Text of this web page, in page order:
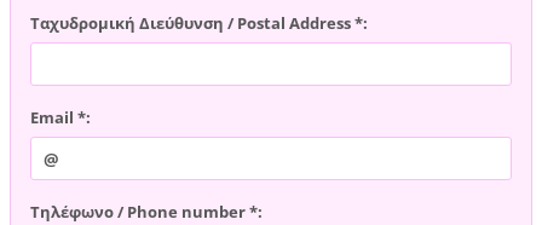
Ταχυδρομική Διεύθυνση / Postal Address *:
Email *:
Τηλέφωνο / Phone number *: